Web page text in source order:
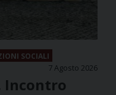
SOCIALI
7 Agosto 2026
Incontro